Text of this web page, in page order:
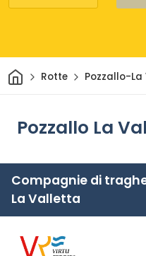
CasaRotte Pozzallo-
Pozzallo La
Compagnie di
La Valletta